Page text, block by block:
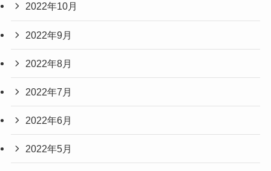
2022年10月
2022年9月
2022年8月
2022年7月
2022年6月
2022年5月